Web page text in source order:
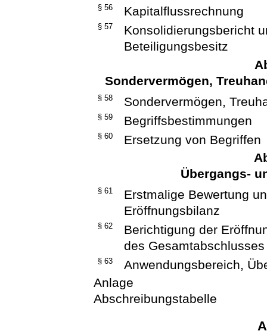
§ 56 Kapitalflussrechnung
§ 57
Konsolidierungsbericht
Beteiligungsbesitz
Sondervermögen,
§ 58 Sondervermögen,
§ 59 Begriffsbestimmungen
§ 60
Ersetzung von Begriffen
Übergangs-
§ 61
Erstmalige Bewertung
Eröffnungsbilanz
§ 62
Berichtigung der
des Gesamtabschlusses
§ 63
Anwendungsbereich,
Anlage
Abschreibungstabelle